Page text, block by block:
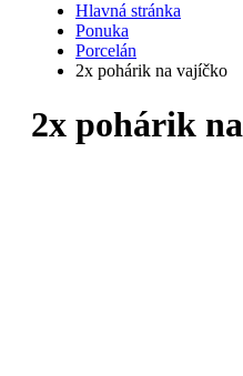
Hlavná stránka
Ponuka
Porcelán
2x pohárik na vajíčko
2x pohárik